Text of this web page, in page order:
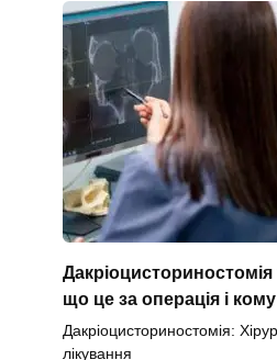
Дакріоцисториностомія
що це за операція і
Дакріоцисториностомія:
лікування